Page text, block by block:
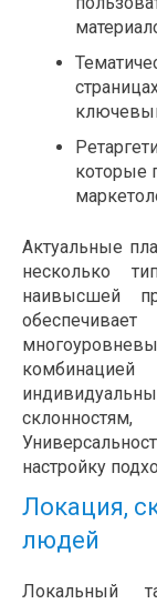
которые
Актуальные
несколько
наивысшей
настройку
Локация,
людей
Локальный